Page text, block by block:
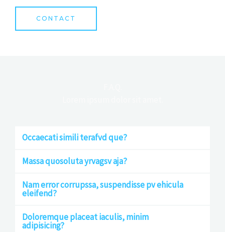
CONTACT
Occaecati simili terafvd que?
Massa quosoluta yrvagsv aja?
Nam error corrupssa, suspendisse pv ehicula
eleifend?
Doloremque placeat iaculis, minim
adipisicing?